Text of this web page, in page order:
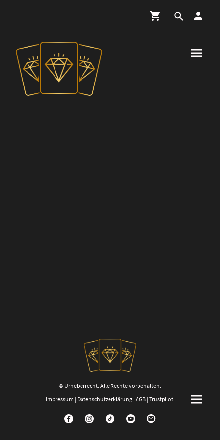
© Urheberrecht. Alle Rechte vorbehalten.
Impressum | Datenschutzerklärung | AGB | Trustpilot